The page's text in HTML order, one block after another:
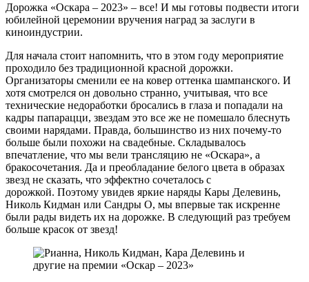
Дорожка «Оскара – 2023» – все! И мы готовы подвести итоги
юбилейной церемонии вручения наград за заслуги в
киноиндустрии.
Для начала стоит напомнить, что в этом году мероприятие
проходило без традиционной красной дорожки.
Организаторы сменили ее на ковер оттенка шампанского. И
хотя смотрелся он довольно странно, учитывая, что все
технические недоработки бросались в глаза и попадали на
кадры папарацци, звездам это все же не помешало блеснуть
своими нарядами. Правда, большинство из них почему-то
больше были похожи на свадебные. Складывалось
впечатление, что мы вели трансляцию не «Оскара», а
бракосочетания. Да и преобладание белого цвета в образах
звезд не сказать, что эффектно сочеталось с
дорожкой. Поэтому увидев яркие наряды Кары Делевинь,
Николь Кидман или Сандры О, мы впервые так искренне
были рады видеть их на дорожке. В следующий раз требуем
больше красок от звезд!